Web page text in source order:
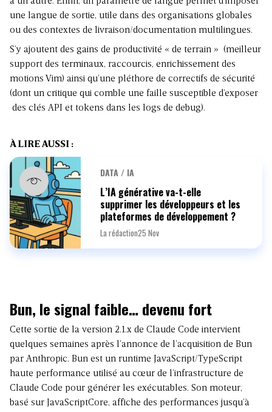
une langue de sortie, utile dans des organisations globales
ou des contextes de livraison/documentation multilingues.
S’y ajoutent des gains de productivité « de terrain » (meilleur
support des terminaux, raccourcis, enrichissement des
motions Vim) ainsi qu’une pléthore de correctifs de sécurité
(dont un critique qui comble une faille susceptible d’exposer
des clés API et tokens dans les logs de debug).
À LIRE AUSSI :
DATA / IA
L’IA générative va-t-elle
supprimer les développeurs et les
plateformes de développement ?
La rédaction25 Nov
Bun, le signal faible… devenu fort
Cette sortie de la version 2.1.x de Claude Code intervient
quelques semaines après l’annonce de l’acquisition de Bun
par Anthropic. Bun est un runtime JavaScript/TypeScript
haute performance utilisé au cœur de l’infrastructure de
Claude Code pour générer les exécutables. Son moteur,
basé sur JavaScriptCore, affiche des performances jusqu’à